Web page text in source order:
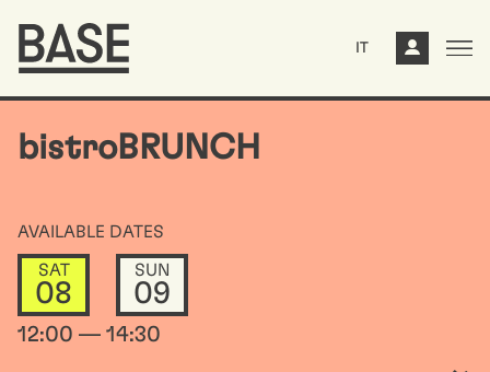
IT
bistroBRUNCH
AVAILABLE DATES
SAT
08
SUN
09
12:00 — 14:30